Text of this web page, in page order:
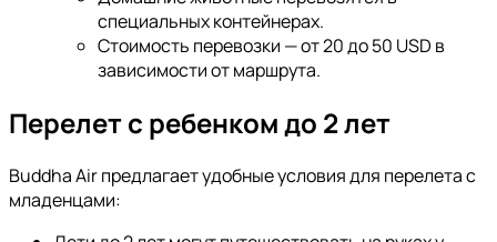
специальных контейнерах.
Стоимость перевозки — от 20 до 50 USD в
зависимости от маршрута.
Перелет с ребенком до 2 лет
Buddha Air предлагает удобные условия для перелета с
младенцами: